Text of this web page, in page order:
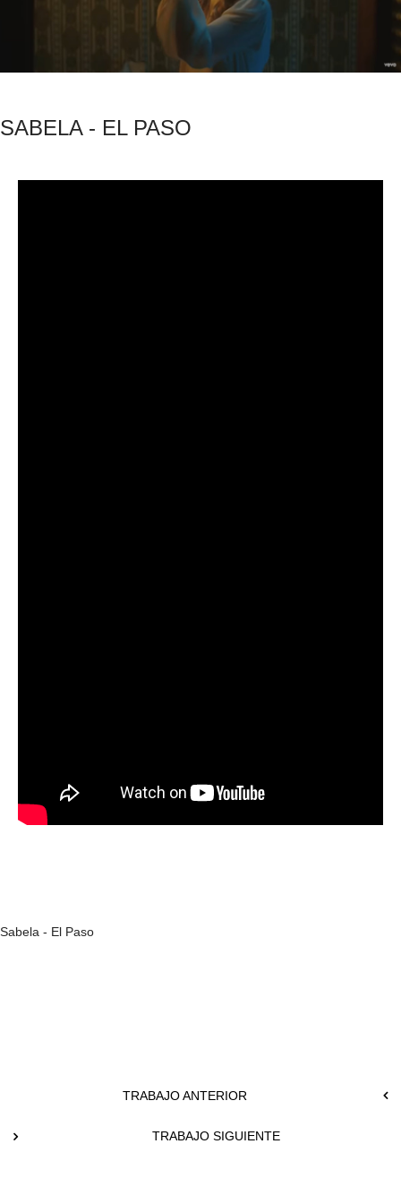
SABELA - EL PASO
Sabela - El Paso
TRABAJO ANTERIOR
TRABAJO SIGUIENTE